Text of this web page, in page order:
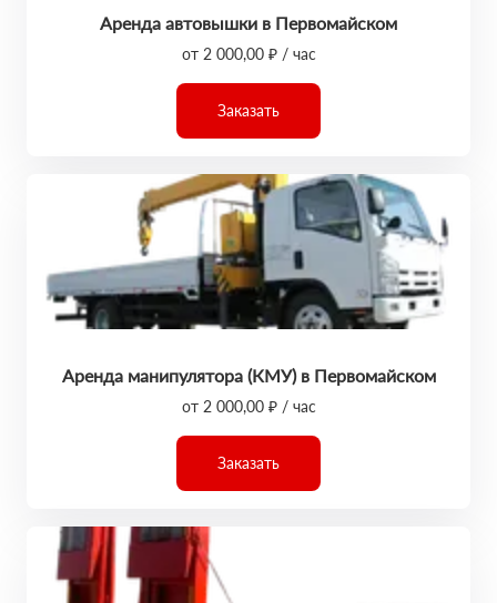
Аренда автовышки в Первомайском
от 2 000,00 ₽ / час
Заказать
Аренда манипулятора (КМУ) в Первомайском
от 2 000,00 ₽ / час
Заказать